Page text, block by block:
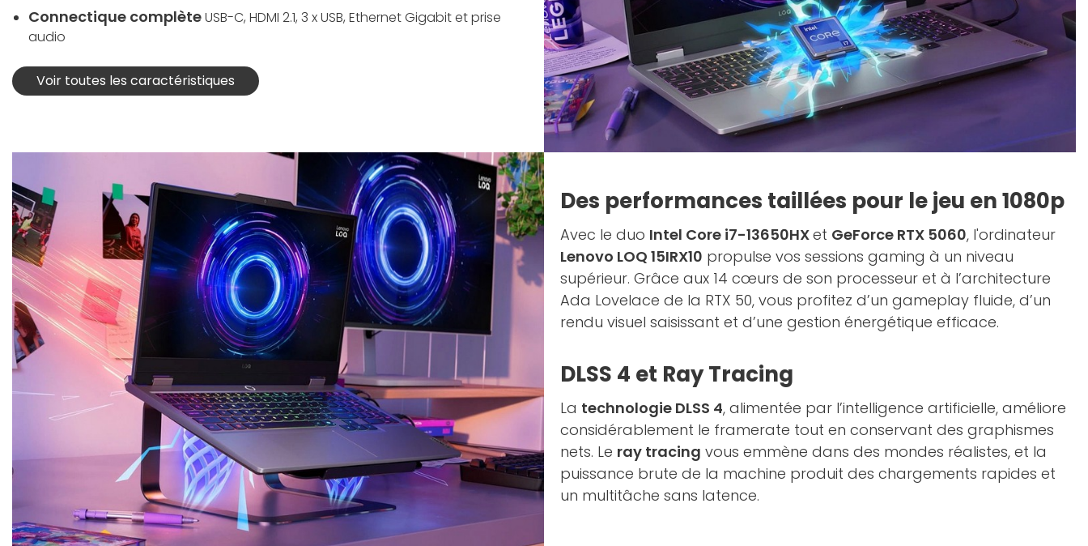
Connectique complèteUSB-C, HDMI 2.1, 3 x USB, Ethernet Gigabit et prise
audio
Voir toutes les caractéristiques
Des performances taillées pour le jeu en 1080p
Avec le duo Intel Core i7-13650HXet GeForce RTX 5060, l'ordinateur
Lenovo LOQ 15IRX10 propulse vos sessions gaming à un niveau
supérieur. Grâce aux 14 cœurs de son processeur et à l’architecture
Ada Lovelace de la RTX 50, vous profitez d’un gameplay fluide, d’un
rendu visuel saisissant et d’une gestion énergétique efficace.
DLSS 4 et Ray Tracing
La technologie DLSS 4, alimentée par l’intelligence artificielle, améliore
considérablement le framerate tout en conservant des graphismes
nets. Le ray tracing vous emmène dans des mondes réalistes, et la
puissance brute de la machine produit des chargements rapides et
un multitâche sans latence.